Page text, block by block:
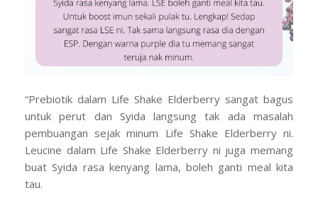
“Prebiotik dalam Life Shake Elderberry sangat bagus
untuk perut dan Syida langsung tak ada masalah
pembuangan sejak minum Life Shake Elderberry ni.
Leucine dalam Life Shake Elderberry ni juga memang
buat Syida rasa kenyang lama, boleh ganti meal kita
tau.